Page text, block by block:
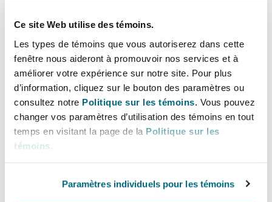
Ce site Web utilise des témoins.
Les types de témoins que vous autoriserez dans cette
fenêtre nous aideront à promouvoir nos services et à
améliorer votre expérience sur notre site. Pour plus
d’information, cliquez sur le bouton des paramètres ou
consultez notre Politique sur les témoins. Vous pouvez
changer vos paramètres d’utilisation des témoins en tout
temps en visitant la page de la Politique sur les
témoins
Paramètres individuels pour les témoins
Satellites et espace
Responsabilité du fabricant
produits
Assurance biens
County
Francisco
The St Botolph Building
2 New Bailey
emerging trends in the disease arena, including
occupational cancers and Covid-19. She also
specializes in cases with a complex company or
insurance history and has dealt with various
claims from USA based companies. She handles
stress claims for several large banks and has
successfully defended high value stress claims
for international banks, universities, and
national retailers.
Barbara deals with claims for a number of large